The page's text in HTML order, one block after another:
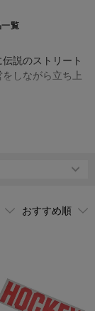
覧
説のストリート
しながら立ち上
ン）］や［THE
ンな服づくりやイ